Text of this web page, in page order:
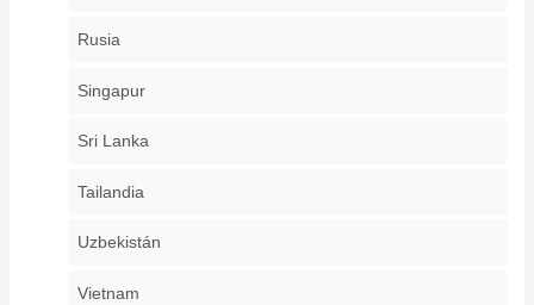
Rusia
Singapur
Sri Lanka
Tailandia
Uzbekistán
Vietnam